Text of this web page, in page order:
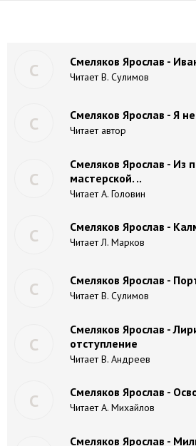
С Смеляков Ярослав -
Читает В. Сулимов
С Смеляков Ярослав - Я
Читает автор
С
Смеляков Ярослав - Из
мастерской. ..
Читает А. Головин
С Смеляков Ярослав -
Читает Л. Марков
С Смеляков Ярослав -
Читает В. Сулимов
С
Смеляков Ярослав -
отступление
Читает В. Андреев
С Смеляков Ярослав -
Читает А. Михайлов
Смеляков Ярослав -